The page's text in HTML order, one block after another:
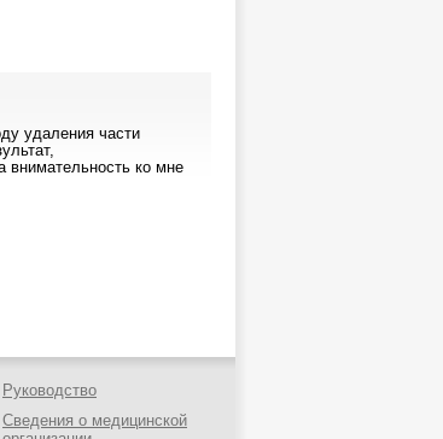
удаления части
внимательность ко мне
Руководство
Сведения о медицинской